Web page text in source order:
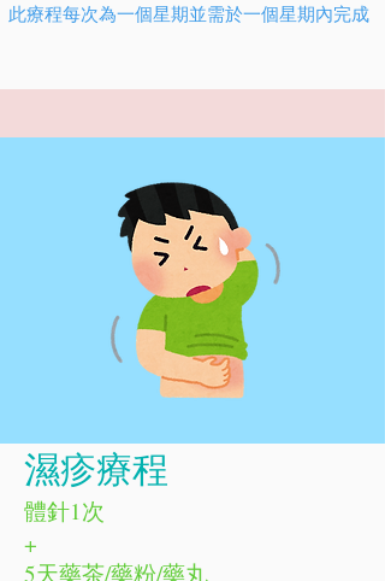
此療程每次為一個星期並需於一個星期內完成
濕疹療程
體針1次
+
5天藥茶/藥粉/藥丸